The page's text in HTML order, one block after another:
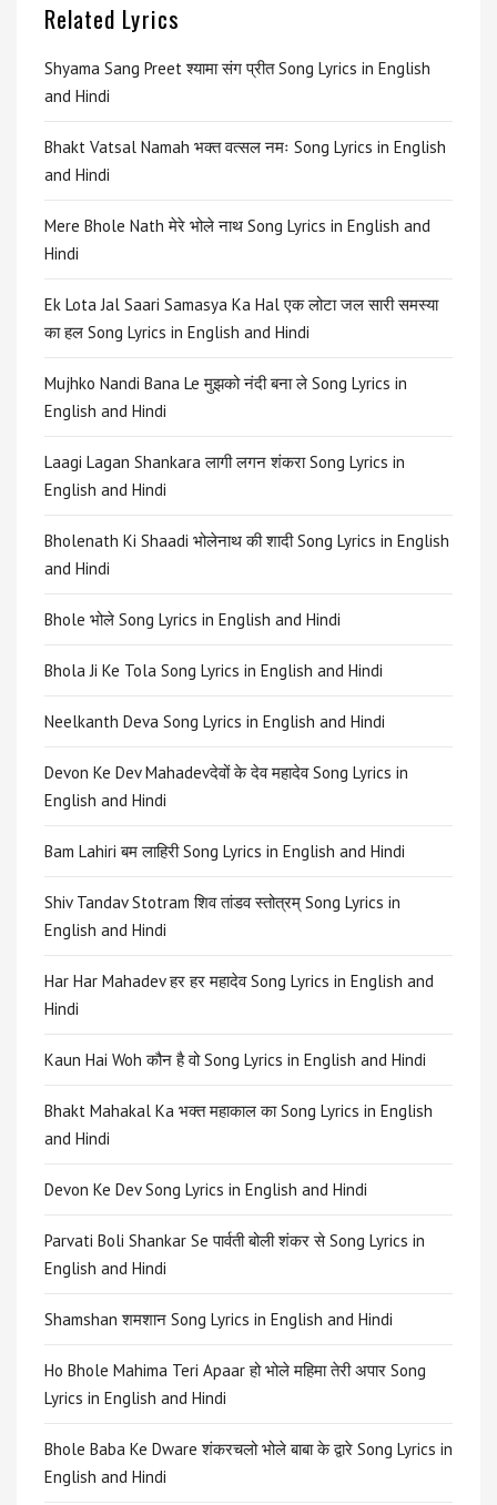
Related Lyrics
Shyama Sang Preet श्यामा संग प्रीत Song Lyrics in English
and Hindi
Bhakt Vatsal Namah भक्त वत्सल नमः Song Lyrics in English
and Hindi
Mere Bhole Nath मेरे भोले नाथ Song Lyrics in English and
Hindi
Ek Lota Jal Saari Samasya Ka Hal एक लोटा जल सारी समस्या
का हल Song Lyrics in English and Hindi
Mujhko Nandi Bana Le मुझको नंदी बना ले Song Lyrics in
English and Hindi
Laagi Lagan Shankara लागी लगन शंकरा Song Lyrics in
English and Hindi
Bholenath Ki Shaadi भोलेनाथ की शादी Song Lyrics in English
and Hindi
Bhole भोले Song Lyrics in English and Hindi
Bhola Ji Ke Tola Song Lyrics in English and Hindi
Neelkanth Deva Song Lyrics in English and Hindi
Devon Ke Dev Mahadevदेवों के देव महादेव Song Lyrics in
English and Hindi
Bam Lahiri बम लाहिरी Song Lyrics in English and Hindi
Shiv Tandav Stotram शिव तांडव स्तोत्रम् Song Lyrics in
English and Hindi
Har Har Mahadev हर हर महादेव Song Lyrics in English and
Hindi
Kaun Hai Woh कौन है वो Song Lyrics in English and Hindi
Bhakt Mahakal Ka भक्त महाकाल का Song Lyrics in English
and Hindi
Devon Ke Dev Song Lyrics in English and Hindi
Parvati Boli Shankar Se पार्वती बोली शंकर से Song Lyrics in
English and Hindi
Shamshan शमशान Song Lyrics in English and Hindi
Ho Bhole Mahima Teri Apaar हो भोले महिमा तेरी अपार Song
Lyrics in English and Hindi
Bhole Baba Ke Dware शंकरचलो भोले बाबा के द्वारे Song Lyrics in
English and Hindi